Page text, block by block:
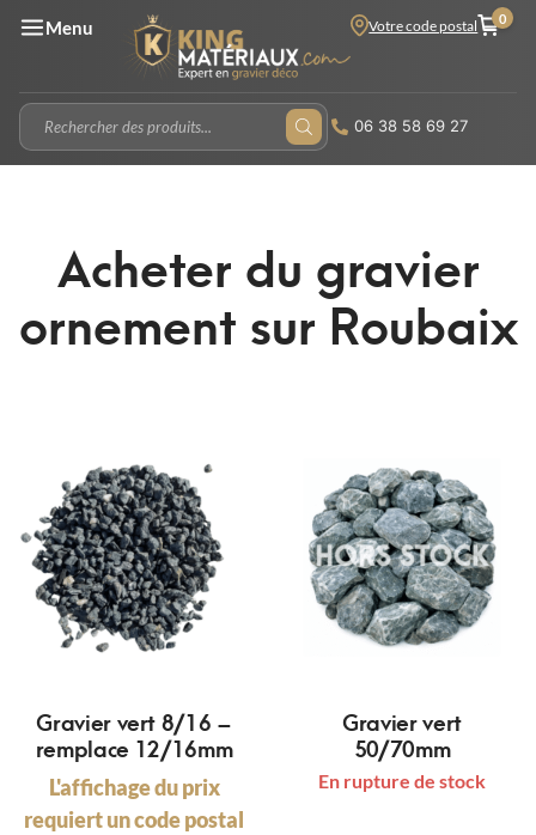
Menu Votre code postal 0
06 38 58 69 27
Acheter du gravier
ornement sur Roubaix
Gravier vert 8/16 –
remplace 12/16mm
L'affichage du prix
requiert un code postal
Gravier vert
50/70mm
En rupture de stock